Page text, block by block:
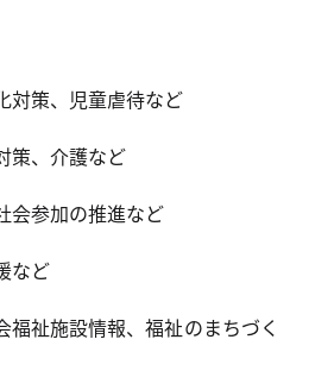
対策、児童虐待など
策、介護など
会参加の推進など
など
祉施設情報、福祉のまちづく